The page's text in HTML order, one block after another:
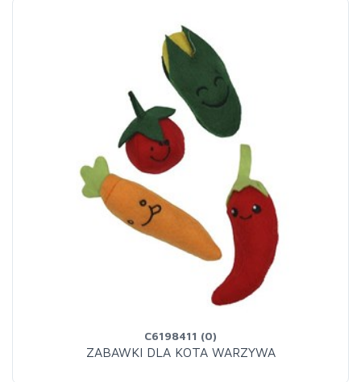
C6198411 (0)
ZABAWKI DLA KOTA WARZYWA